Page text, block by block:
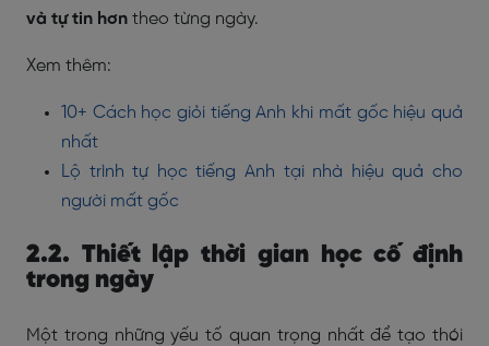
và tự tin hơn theo từng ngày.
Xem thêm:
10+ Cách học giỏi tiếng Anh khi mất gốc hiệu quả
nhất
Lộ trình tự học tiếng Anh tại nhà hiệu quả cho
người mất gốc
2.2. Thiết lập thời gian học cố định
trong ngày
Một trong những yếu tố quan trọng nhất để tạo thói